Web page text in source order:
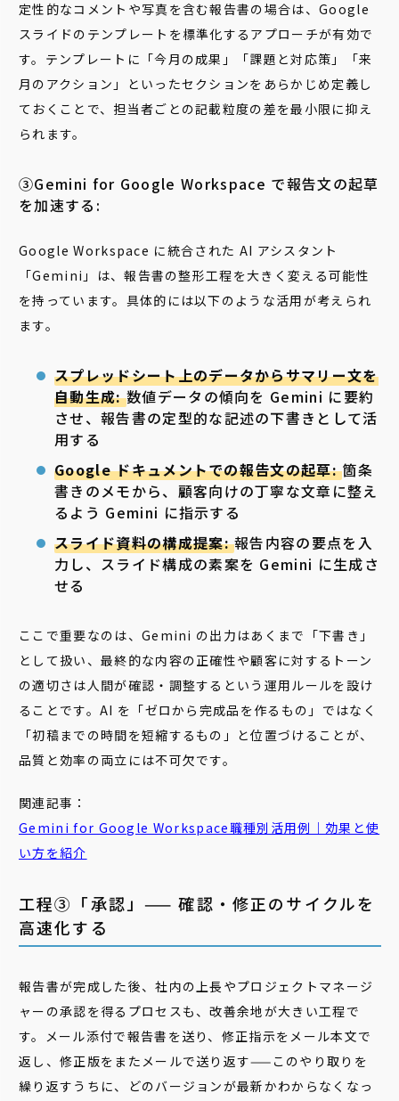
定性的なコメントや写真を含む報告書の場合は、Google
スライドのテンプレートを標準化するアプローチが有効で
す。テンプレートに「今月の成果」「課題と対応策」「来
月のアクション」といったセクションをあらかじめ定義し
ておくことで、担当者ごとの記載粒度の差を最小限に抑え
られます。
③Gemini for Google Workspace で報告文の起草
を加速する:
Google Workspace に統合された AI アシスタント
「Gemini」は、報告書の整形工程を大きく変える可能性
を持っています。具体的には以下のような活用が考えられ
ます。
スプレッドシート上のデータからサマリー文を
自動生成:数値データの傾向を Gemini に要約
させ、報告書の定型的な記述の下書きとして活
用する
Google ドキュメントでの報告文の起草:箇条
書きのメモから、顧客向けの丁寧な文章に整え
るよう Gemini に指示する
スライド資料の構成提案:報告内容の要点を入
力し、スライド構成の素案を Gemini に生成さ
せる
ここで重要なのは、Gemini の出力はあくまで「下書き」
として扱い、最終的な内容の正確性や顧客に対するトーン
の適切さは人間が確認・調整するという運用ルールを設け
ることです。AI を「ゼロから完成品を作るもの」ではなく
「初稿までの時間を短縮するもの」と位置づけることが、
品質と効率の両立には不可欠です。
関連記事：
Gemini for Google Workspace職種別活用例｜効果と使
い方を紹介
工程③「承認」—— 確認・修正のサイクルを
高速化する
報告書が完成した後、社内の上長やプロジェクトマネージ
ャーの承認を得るプロセスも、改善余地が大きい工程で
す。メール添付で報告書を送り、修正指示をメール本文で
返し、修正版をまたメールで送り返す——このやり取りを
繰り返すうちに、どのバージョンが最新かわからなくなっ